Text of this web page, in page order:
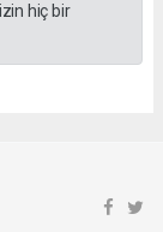
hiç bir